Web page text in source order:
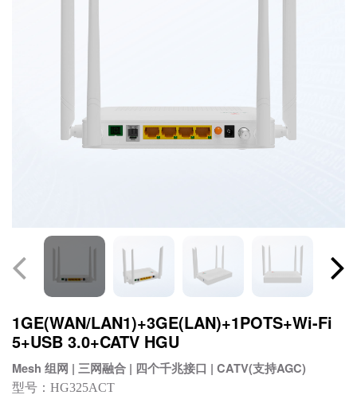
1GE(WAN/LAN1)+3GE(LAN)+1POTS+Wi-Fi
5+USB 3.0+CATV HGU
Mesh 组网 | 三网融合 | 四个千兆接口 | CATV(支持AGC)
型号：HG325ACT